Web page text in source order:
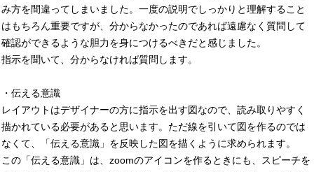
み方を間違ってしまいました。一度の説明でしっかりと理解すること
はもちろん重要ですが、分からなかったのであれば遠慮なく質問して
確認ができるような胆力を身につけるべきだと感じました。
指示を聞いて、分からなければ質問します。
・伝える意識
レイアウトはデザイナーの方に指示を出す図なので、読み取りやすく
描かれている必要があると思います。ただ線を引いて図を作るのでは
なくて、「伝える意識」を反映した図を描くように求められます。
この「伝える意識」は、zoomのアイコンを作るときにも、スピーチを